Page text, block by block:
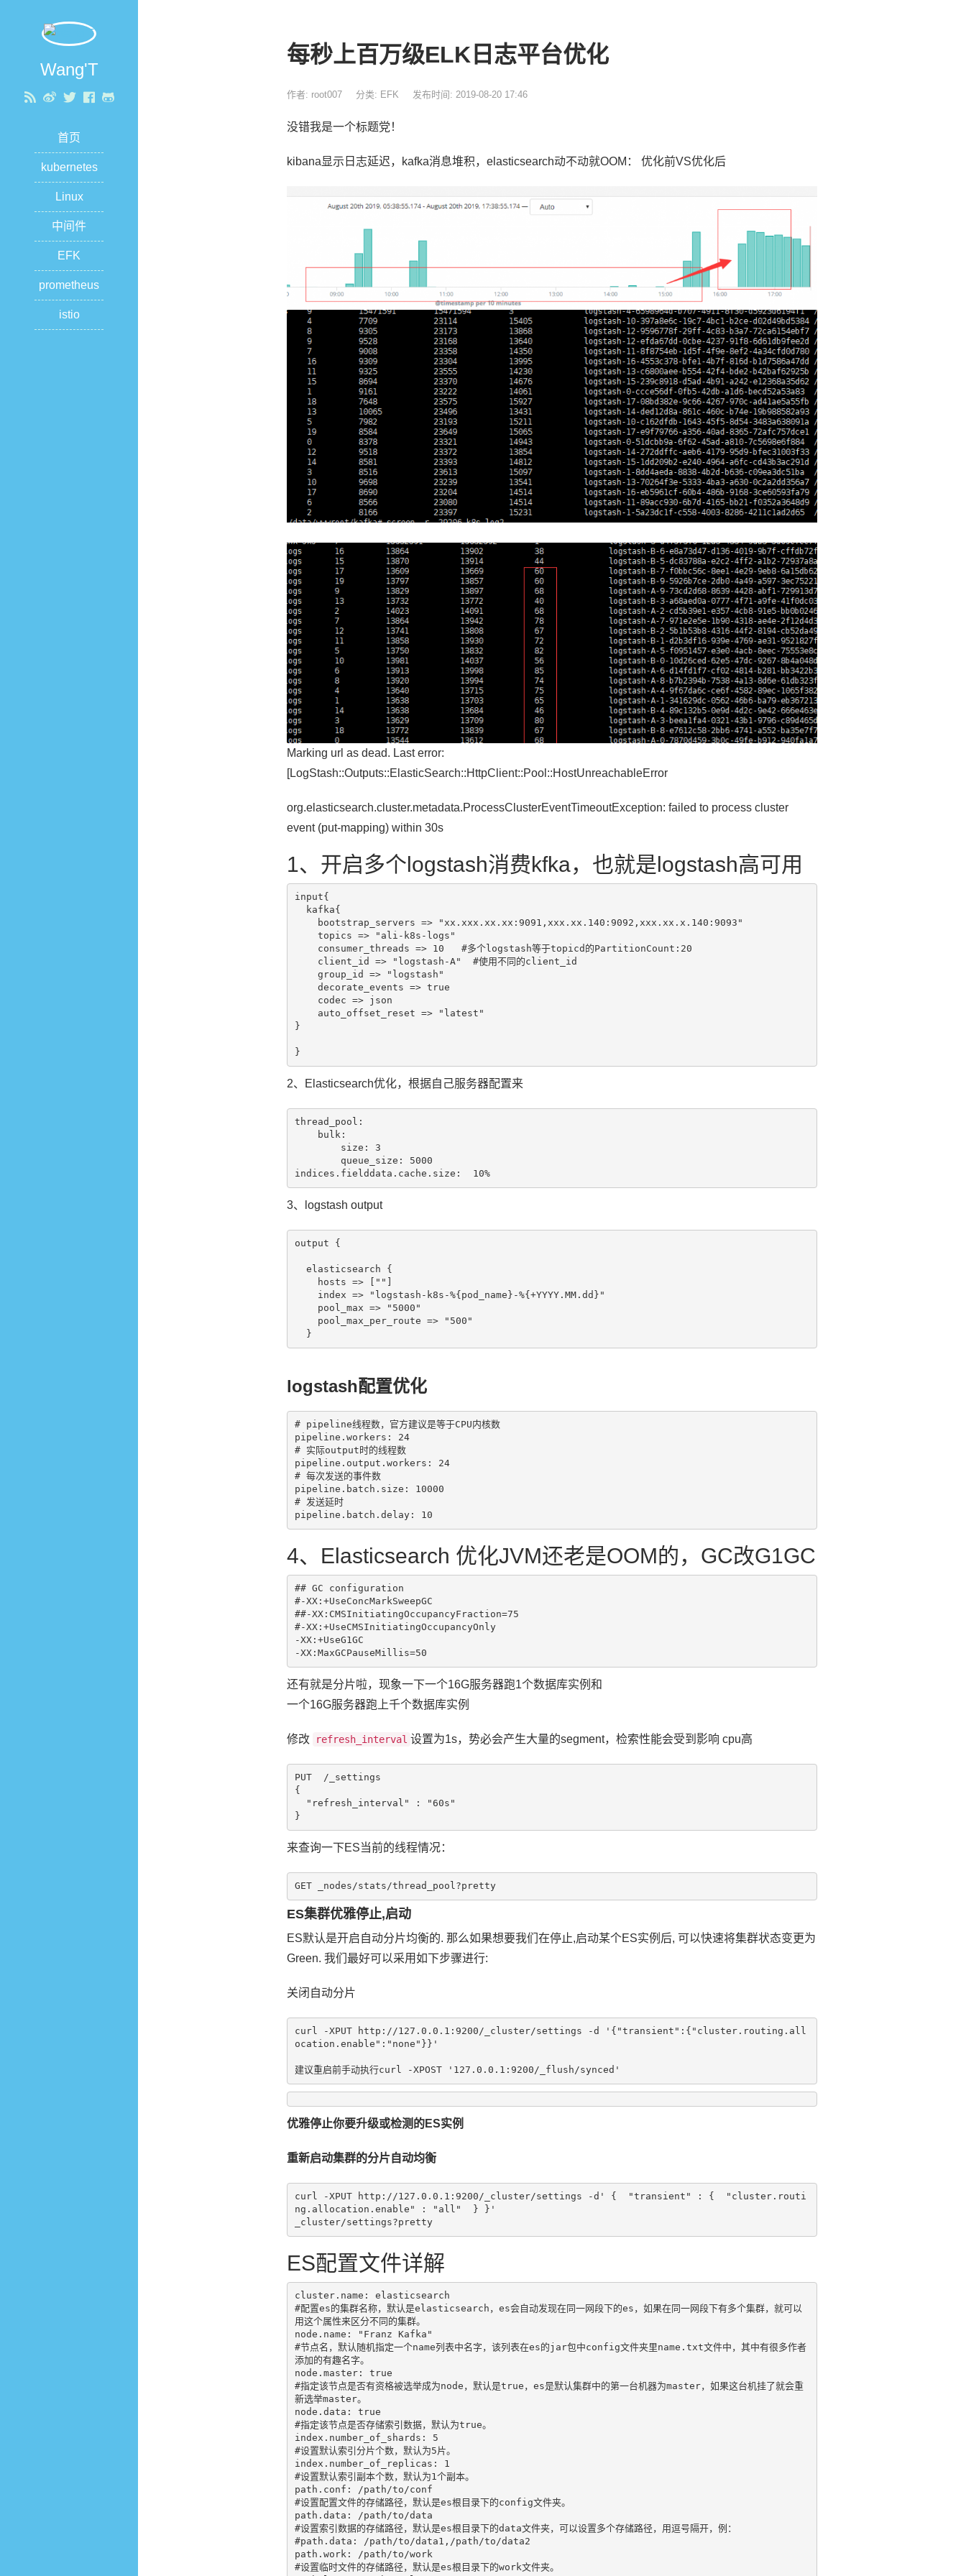
Wang'T
首页
kubernetes
Linux
中间件
EFK
prometheus
istio
每秒上百万级ELK日志平台优化
作者: root007 分类: EFK 发布时间: 2019-08-20 17:46
没错我是一个标题党！
kibana显示日志延迟，kafka消息堆积，elasticsearch动不动就OOM： 优化前VS优化后
Marking url as dead. Last error:
[LogStash::Outputs::ElasticSearch::HttpClient::Pool::HostUnreachableError
org.elasticsearch.cluster.metadata.ProcessClusterEventTimeoutException: failed to process cluster
event (put-mapping) within 30s
1、开启多个logstash消费kfka，也就是logstash高可用
input{
}
2、Elasticsearch优化，根据自己服务器配置来
thread_pool:
indices.fielddata.cache.size:  10%
3、logstash output
output {
logstash配置优化
# pipeline线程数，官方建议是等于CPU内核数
pipeline.workers: 24
# 实际output时的线程数
pipeline.output.workers: 24
# 每次发送的事件数
pipeline.batch.size: 10000
# 发送延时
pipeline.batch.delay: 10
4、Elasticsearch 优化JVM还老是OOM的，GC改G1GC
## GC configuration
#-XX:+UseConcMarkSweepGC
##-XX:CMSInitiatingOccupancyFraction=75
#-XX:+UseCMSInitiatingOccupancyOnly
-XX:+UseG1GC
-XX:MaxGCPauseMillis=50
还有就是分片啦，现象一下一个16G服务器跑1个数据库实例和
一个16G服务器跑上千个数据库实例
修改 refresh_interval 设置为1s，势必会产生大量的segment，检索性能会受到影响 cpu高
PUT  /_settings
{
}
来查询一下ES当前的线程情况：
GET _nodes/stats/thread_pool?pretty
ES集群优雅停止,启动
ES默认是开启自动分片均衡的. 那么如果想要我们在停止,启动某个ES实例后, 可以快速将集群状态变更为
Green. 我们最好可以采用如下步骤进行:
关闭自动分片
curl -XPUT http://127.0.0.1:9200/_cluster/settings -d '{"transient":{"cluster.routing.all
ocation.enable":"none"}}'
建议重启前手动执行curl -XPOST '127.0.0.1:9200/_flush/synced'
优雅停止你要升级或检测的ES实例
重新启动集群的分片自动均衡
curl -XPUT http://127.0.0.1:9200/_cluster/settings -d' {  "transient" : {  "cluster.routi
ng.allocation.enable" : "all"  } }'
_cluster/settings?pretty
ES配置文件详解
cluster.name: elasticsearch
#配置es的集群名称，默认是elasticsearch，es会自动发现在同一网段下的es，如果在同一网段下有多个集群，就可以
用这个属性来区分不同的集群。
node.name: "Franz Kafka"
#节点名，默认随机指定一个name列表中名字，该列表在es的jar包中config文件夹里name.txt文件中，其中有很多作者
添加的有趣名字。
node.master: true
#指定该节点是否有资格被选举成为node，默认是true，es是默认集群中的第一台机器为master，如果这台机挂了就会重
新选举master。
node.data: true
#指定该节点是否存储索引数据，默认为true。
index.number_of_shards: 5
#设置默认索引分片个数，默认为5片。
index.number_of_replicas: 1
#设置默认索引副本个数，默认为1个副本。
path.conf: /path/to/conf
#设置配置文件的存储路径，默认是es根目录下的config文件夹。
path.data: /path/to/data
#设置索引数据的存储路径，默认是es根目录下的data文件夹，可以设置多个存储路径，用逗号隔开，例：
#path.data: /path/to/data1,/path/to/data2
path.work: /path/to/work
#设置临时文件的存储路径，默认是es根目录下的work文件夹。